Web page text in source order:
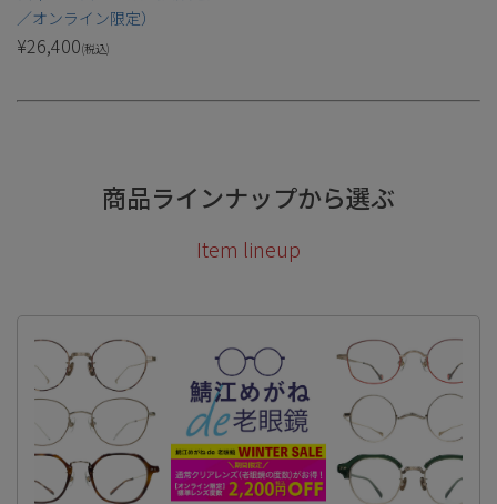
／オンライン限定）
¥26,400(税込)
商品ラインナップから選ぶ
Item lineup